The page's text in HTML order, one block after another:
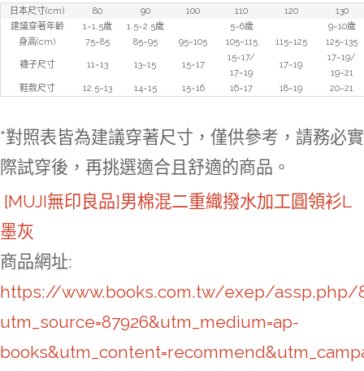
日本尺寸(cm) 80 90 100 110 120
130
建議穿著年齡
1~1.5歲 1.5~2.5歲 5~6歲
9~10歲
身高(cm)
75~85 85~95 95~105 105~115 115~125 125~135
襪子尺寸 11~13 13~15 15~17
15~17/
17~19
17~19
17~19/
19~21
鞋款尺寸
12.5~13 14~15 15~16 16~17 18~19 20~21
*對照表皆為建議穿著尺寸，僅供參考，請務必實
際試穿後，再挑選適合且舒適的商品。
[MUJI無印良品]男棉混二重織撥水加工圓領衫L
墨灰
商品網址:
https://www.books.com.tw/exep/assp.php/
utm_source=87926&utm_medium=ap-